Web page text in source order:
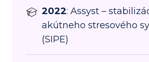
2022: Assyst –
akútneho stresového
(SIPE)